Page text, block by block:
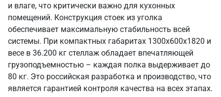
и влаге, что критически важно для кухонных
помещений. Конструкция стоек из уголка
обеспечивает максимальную стабильность всей
системы. При компактных габаритах 1300х600х1820 и
весе в 36.200 кг стеллаж обладает впечатляющей
грузоподъемностью – каждая полка выдерживает до
80 кг. Это российская разработка и производство, что
является гарантией контроля качества на всех этапах.